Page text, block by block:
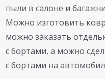
пыли в салоне и
Можно изготовить
можно заказать
с бортами, а можно
с бортами на